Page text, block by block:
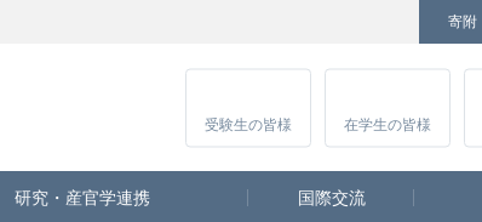
寄附
Instagram
受験生の皆様 在学生の皆様
研究・産官学連携 国際交流